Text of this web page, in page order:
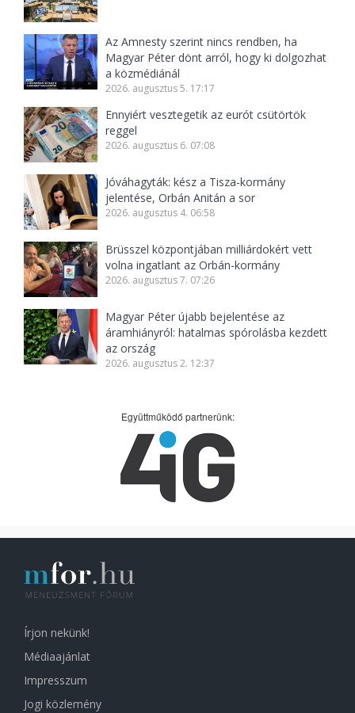
Az Amnesty szerint nincs rendben, ha
Magyar Péter dönt arról, hogy ki dolgozhat
a közmédiánál
2026. augusztus 5. 17:17
Ennyiért vesztegetik az eurót csütörtök
reggel
2026. augusztus 6. 07:08
Jóváhagyták: kész a Tisza-kormány
jelentése, Orbán Anitán a sor
2026. augusztus 4. 06:58
Brüsszel központjában milliárdokért vett
volna ingatlant az Orbán-kormány
2026. augusztus 7. 07:26
Magyar Péter újabb bejelentése az
áramhiányról: hatalmas spórolásba kezdett
az ország
2026. augusztus 2. 12:37
Együttműködő partnerünk:
Írjon nekünk!
Médiaajánlat
Impresszum
Jogi közlemény